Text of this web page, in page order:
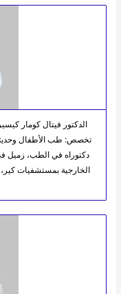
الدكتور فيتال كومار
تخصص: طب الأطفال
دكتوراه في الطب، زميل
الخارجية بمستشفيات كير،